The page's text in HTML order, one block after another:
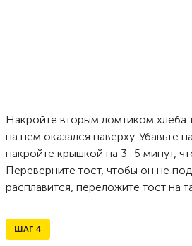
Накройте вторым ломтиком хлеба
на нем оказался наверху. Убавьте
накройте крышкой на 3–5 минут,
Переверните тост, чтобы он не
расплавится, переложите тост на
ШАГ 4